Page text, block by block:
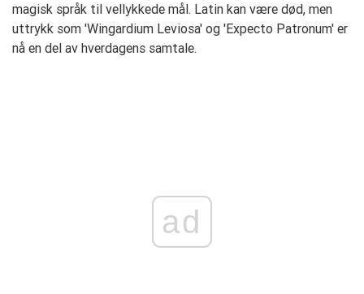
magisk språk til vellykkede mål. Latin kan være død, men
uttrykk som 'Wingardium Leviosa' og 'Expecto Patronum' er
nå en del av hverdagens samtale.
ad